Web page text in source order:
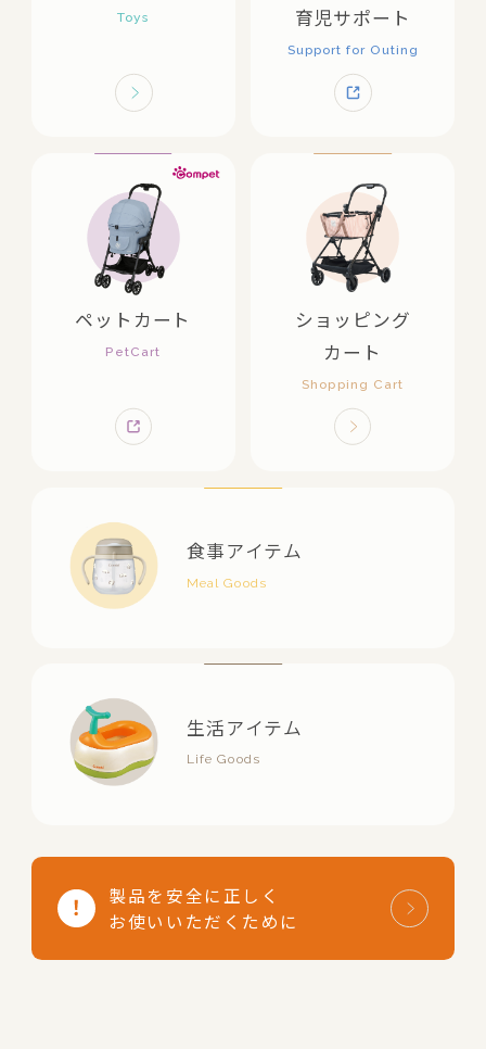
育児サポート
ペットカート
ショッピング
カート
食事アイテム
生活アイテム
製品を安全に正しく
お使いいただくために